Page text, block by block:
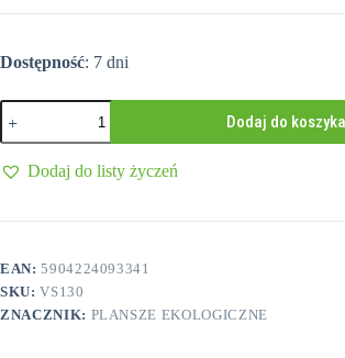
Dostępność: 7 dni
ilość
Parki
narodowe
w
Polsce
plansza
Dodaj do koszyka
Dodaj do listy życzeń
EAN:5904224093341
SKU:VS130
ZNACZNIK: PLANSZE EKOLOGICZNE